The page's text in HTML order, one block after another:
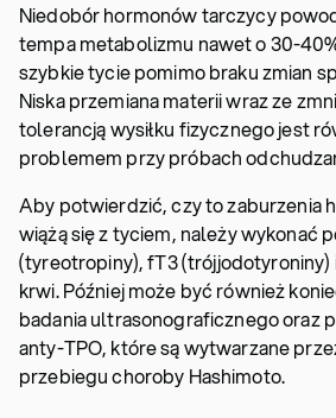
Niedobór hormonów tarczycy
tempa metabolizmu nawet o 30-
szybkie tycie pomimo braku zmian
Niska przemiana materii wraz ze
tolerancją wysiłku fizycznego jest
problemem przy próbach
Aby potwierdzić, czy to zaburzenia
wiążą się z tyciem, należy wykonać
(tyreotropiny), fT3 (trójjodotyroniny)
krwi. Później może być również
badania ultrasonograficznego oraz
anty-TPO, które są wytwarzane
przebiegu choroby Hashimoto.